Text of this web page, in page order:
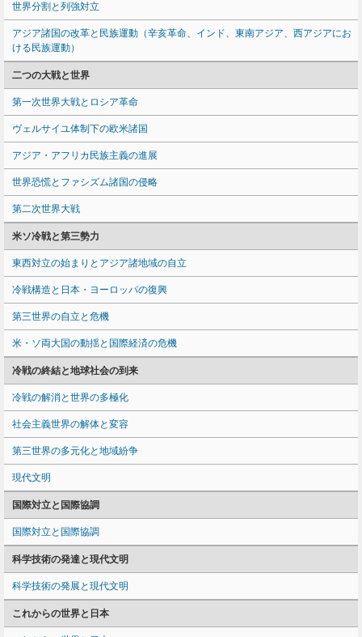
世界分割と列強対立
アジア諸国の改革と民族運動（辛亥革命、インド、東南アジア、西アジアにお
ける民族運動）
二つの大戦と世界
第一次世界大戦とロシア革命
ヴェルサイユ体制下の欧米諸国
アジア・アフリカ民族主義の進展
世界恐慌とファシズム諸国の侵略
第二次世界大戦
米ソ冷戦と第三勢力
東西対立の始まりとアジア諸地域の自立
冷戦構造と日本・ヨーロッパの復興
第三世界の自立と危機
米・ソ両大国の動揺と国際経済の危機
冷戦の終結と地球社会の到来
冷戦の解消と世界の多極化
社会主義世界の解体と変容
第三世界の多元化と地域紛争
現代文明
国際対立と国際協調
国際対立と国際協調
科学技術の発達と現代文明
科学技術の発展と現代文明
これからの世界と日本